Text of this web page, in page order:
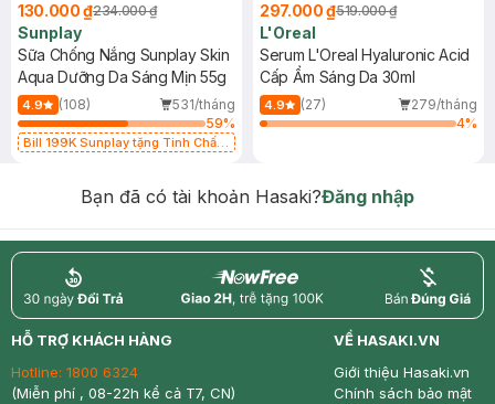
130.000 ₫234.000 ₫
Sunplay
Sữa Chống Nắng Sunplay Skin
Aqua Dưỡng Da Sáng Mịn 55g
4.9 (108)
531/tháng
59%
Bill 199K Sunplay tặng Tinh Chất
297.000 ₫519.000 ₫
L'Oreal
Serum L'Oreal Hyaluronic Acid
Cấp Ẩm Sáng Da 30ml
4.9 (27)
279/tháng
4%
Bạn đã có tài khoản Hasaki?Đăng nhập
return nowfree price
HỖ TRỢ KHÁCH HÀNG
Hotline: 1800 6324
(Miễn phí , 08-22h kể cả T7, CN)
VỀ HASAKI.VN
Giới thiệu Hasaki.vn
Chính sách bảo mật